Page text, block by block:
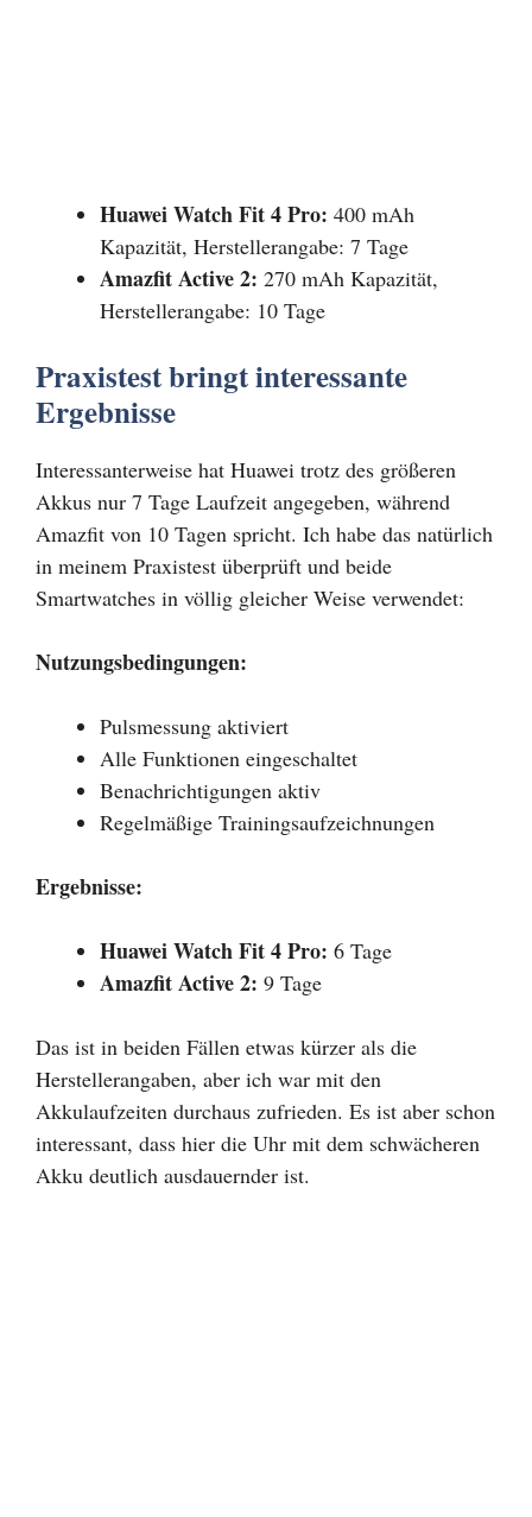
Huawei Watch Fit 4 Pro: 400 mAh
Kapazität, Herstellerangabe: 7 Tage
Amazfit Active 2: 270 mAh Kapazität,
Herstellerangabe: 10 Tage
Praxistest bringt interessante
Ergebnisse
Interessanterweise hat Huawei trotz des größeren
Akkus nur 7 Tage Laufzeit angegeben, während
Amazfit von 10 Tagen spricht. Ich habe das natürlich
in meinem Praxistest überprüft und beide
Smartwatches in völlig gleicher Weise verwendet:
Nutzungsbedingungen:
Pulsmessung aktiviert
Alle Funktionen eingeschaltet
Benachrichtigungen aktiv
Regelmäßige Trainingsaufzeichnungen
Ergebnisse:
Huawei Watch Fit 4 Pro: 6 Tage
Amazfit Active 2: 9 Tage
Das ist in beiden Fällen etwas kürzer als die
Herstellerangaben, aber ich war mit den
Akkulaufzeiten durchaus zufrieden. Es ist aber schon
interessant, dass hier die Uhr mit dem schwächeren
Akku deutlich ausdauernder ist.